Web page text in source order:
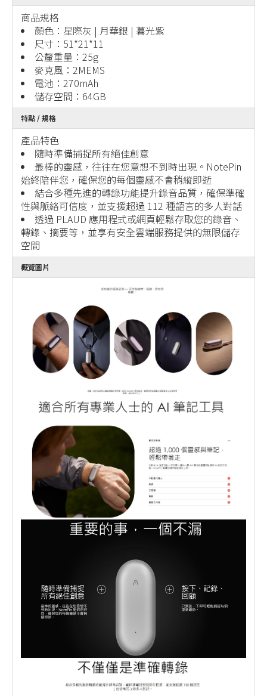
商品規格
顏色：星際灰 | 月華銀 | 暮光紫
尺寸：51*21*11
公釐重量：25g
麥克風：2MEMS
電池：270mAh
儲存空間：64GB
特點 / 規格
產品特色
隨時準備捕捉所有絕佳創意
最棒的靈感，往往在您意想不到時出現。NotePin
始終陪伴您，確保您的每個靈感不會稍縱即逝
結合多種先進的轉錄功能提升錄音品質，確保準確
性與脈絡可信度，並支援超過 112 種語言的多人對話
透過 PLAUD 應用程式或網頁輕鬆存取您的錄音、
轉錄、摘要等，並享有安全雲端服務提供的無限儲存
空間
概覽圖片